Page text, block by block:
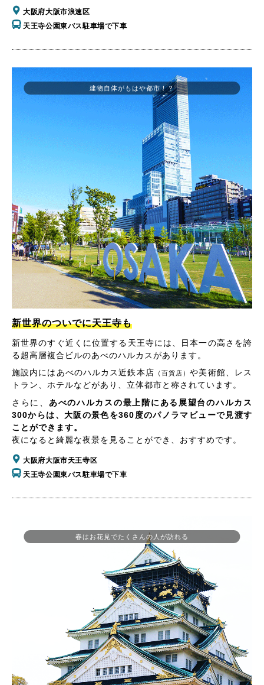
大阪府大阪市浪速区
天王寺公園東バス駐車場で下車
新世界のついでに天王寺も
新世界のすぐ近くに位置する天王寺には、日本一の高さを誇
る超高層複合ビルのあべのハルカスがあります。
施設内にはあべのハルカス近鉄本店 （百貨店）や美術館、レス
トラン、ホテルなどがあり、立体都市と称されています。
さらに、 あべのハルカスの最上階にある展望台のハルカス
300からは、大阪の景色を360度のパノラマビューで見渡す
ことができます。
夜になると綺麗な夜景を見ることができ、おすすめです。
大阪府大阪市天王寺区
天王寺公園東バス駐車場で下車
建物自体がもはや都市！？
春はお花見でたくさんの人が訪れる